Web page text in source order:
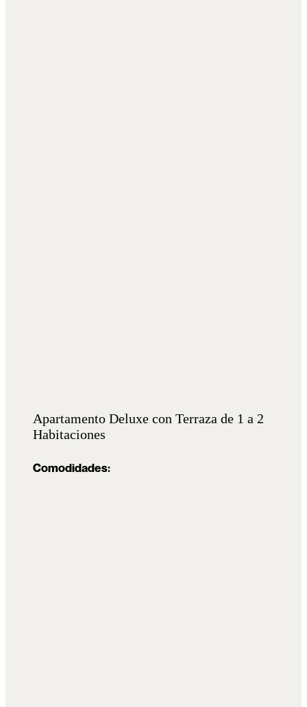
Apartamento Deluxe con Terraza de 1 a 2
Habitaciones
Comodidades: